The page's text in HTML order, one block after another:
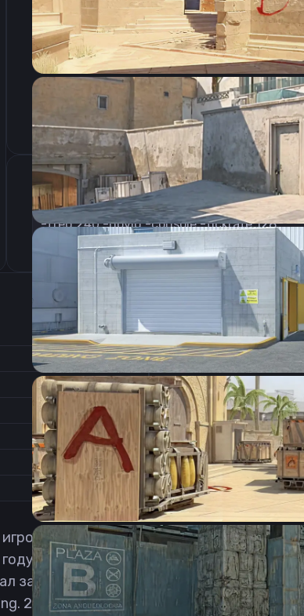
CSGO-i6XPR-dTQWK-2PCnL-NWWL8-2yOtQ
Параметры запуска
-freq 240 -novid -console -tickrate 128
800
1.8
1
6/11
0
1
Настройки
Разрешение
Соотношение сторон
Формат изображения
Частота обновления
в Counter-Strike: Global Offensive из
первым коллективом для Элиаса
за CW Lions, Planetkey Dynamics, epikk
2 января 2022 стал играть в BIG